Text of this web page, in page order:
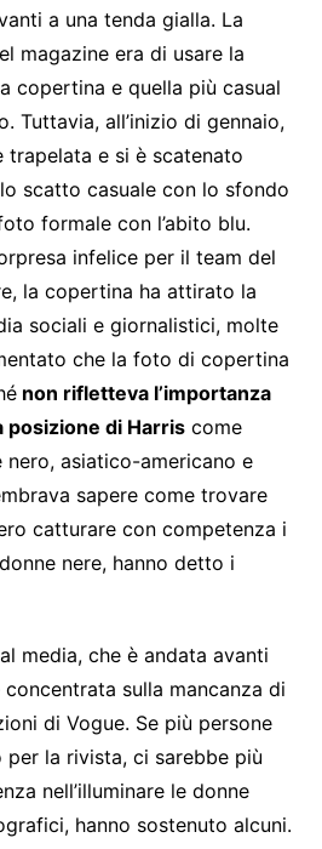
a una tenda gialla. La
magazine era di usare la
copertina e quella più casual
Tuttavia, all’inizio di gennaio,
e si è scatenato
scatto casuale con lo sfondo
formale con l’abito blu.
infelice per il team del
la copertina ha attirato la
sociali e giornalistici, molte
che la foto di copertina
non rifletteva l’importanza
posizione di Harriscome
asiatico-americano e
sapere come trovare
catturare con competenza i
nere, hanno detto i
media, che è andata avanti
sulla mancanza di
di Vogue. Se più persone
la rivista, ci sarebbe più
nell’illuminare le donne
hanno sostenuto alcuni.